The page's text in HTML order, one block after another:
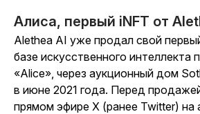
Алиса, первый iNFT от
Alethea AI уже продал свой
базе искусственного интеллекта
«Alice», через аукционный дом
в июне 2021 года. Перед
прямом эфире X (ранее Twitter) на